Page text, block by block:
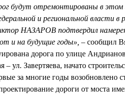
будут отремонтированы в этом
и региональной власти в
НАЗАРОВ подтвердил
и на будущие годы», – сообщил
дорога по улице
ул. Завертяева, начато
за многие годы возобновлено
дороги от моста